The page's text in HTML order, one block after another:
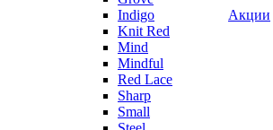
Indigo
Knit Red
Mind
Mindful
Red Lace
Sharp
Small
Акции